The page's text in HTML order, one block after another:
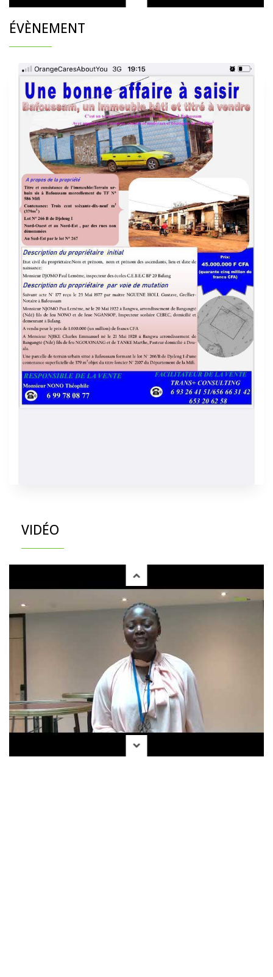
ÉVÈNEMENT
VIDÉO